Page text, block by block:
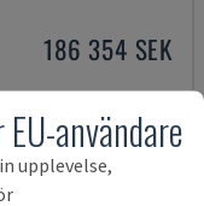
186 354 SEK
användare
upplevelse,